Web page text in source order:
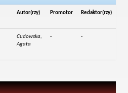
Autor(rzy) Promotor Redaktor(rzy)
Cudowska,
Agata
- -